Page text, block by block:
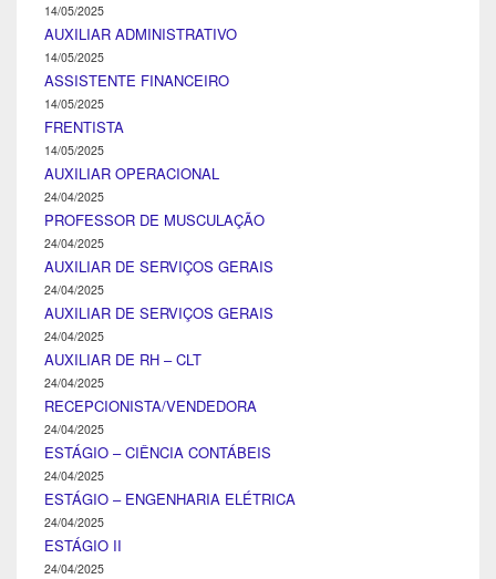
14/05/2025
AUXILIAR ADMINISTRATIVO
14/05/2025
ASSISTENTE FINANCEIRO
14/05/2025
FRENTISTA
14/05/2025
AUXILIAR OPERACIONAL
24/04/2025
PROFESSOR DE MUSCULAÇÃO
24/04/2025
AUXILIAR DE SERVIÇOS GERAIS
24/04/2025
AUXILIAR DE SERVIÇOS GERAIS
24/04/2025
AUXILIAR DE RH – CLT
24/04/2025
RECEPCIONISTA/VENDEDORA
24/04/2025
ESTÁGIO – CIÊNCIA CONTÁBEIS
24/04/2025
ESTÁGIO – ENGENHARIA ELÉTRICA
24/04/2025
ESTÁGIO II
24/04/2025